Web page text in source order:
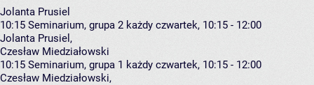
Jolanta Prusiel
10:15 Seminarium, grupa 2 każdy czwartek, 10:15 - 12:00
Jolanta Prusiel ,
Czesław Miedziałowski
10:15 Seminarium, grupa 1 każdy czwartek, 10:15 - 12:00
Czesław Miedziałowski,